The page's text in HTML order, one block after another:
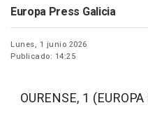
Europa Press Galicia
Lunes, 1 junio 2026
Publicado: 14:25
OURENSE, 1